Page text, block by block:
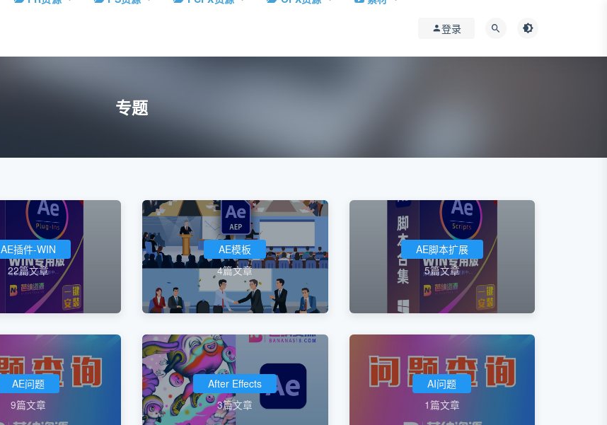
登录
专题
AE插件-WIN
22篇文章
AE模板
4篇文章
AE脚本扩展
5篇文章
AE问题
9篇文章
After Effects
3篇文章
AI问题
1篇文章